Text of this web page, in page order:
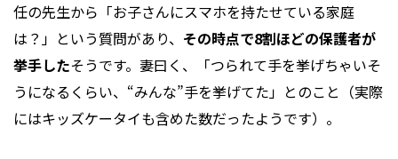
任の先生から「お子さんにスマホを持たせている家庭
は？」という質問があり、 その時点で8割ほどの保護者が
挙手したそうです。妻曰く、「つられて手を挙げちゃいそ
うになるくらい、“みんな”手を挙げてた」とのこと（実際
にはキッズケータイも含めた数だったようです）。